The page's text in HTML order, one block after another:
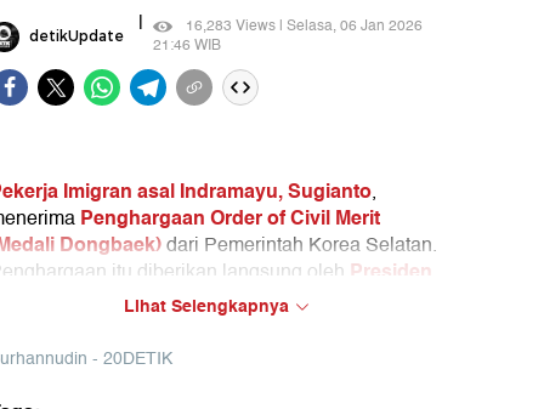
detikUpdate |
16,283 Views | Selasa, 06 Jan 2026
21:46 WIB
Imigran asal Indramayu, Sugianto,
Penghargaan Order of Civil Merit
Dongbaek)dari Pemerintah Korea Selatan.
itu diberikan langsung oleh Presiden
Korea Selatan Lee Jae Myungpada Jumat (2/1).
Medali Dongbaek itu diberikan kepada
atas aksi heroiknya menyelamatkan lansia
kebakaran hutan di Desa Uiseong, Yeongdeok,
Lihat Selengkapnya
- 20DETIK